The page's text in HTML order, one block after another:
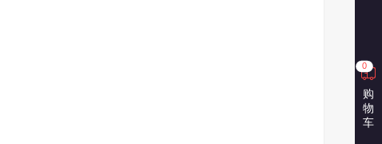
0
购
物
车